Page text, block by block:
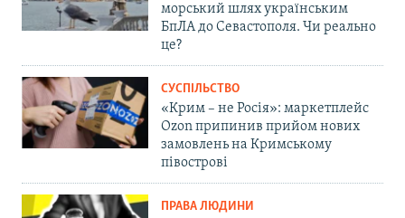
морський шлях українським
БпЛА до Севастополя. Чи реально
це?
СУСПІЛЬСТВО
«Крим – не Росія»: маркетплейс
Ozon припинив прийом нових
замовлень на Кримському
півострові
ПРАВА ЛЮДИНИ